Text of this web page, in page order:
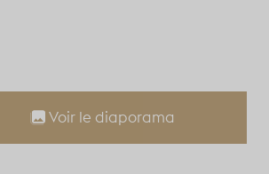
Voir le diaporama